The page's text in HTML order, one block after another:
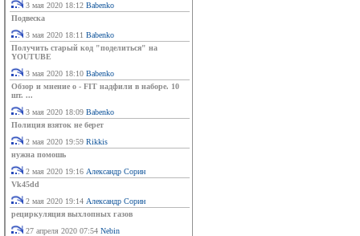
3 мая 2020 18:12 Babenko
Подвеска
3 мая 2020 18:11 Babenko
Получить старый код "поделиться" на
YOUTUBE
3 мая 2020 18:10 Babenko
Обзор и мнение о - FIT надфили в наборе. 10
шт. ...
3 мая 2020 18:09 Babenko
Полиция взяток не берет
2 мая 2020 19:59 Rikkis
нужна помошь
2 мая 2020 19:16 Александр Сорин
Vk45dd
2 мая 2020 19:14 Александр Сорин
рециркуляция выхлопных газов
27 апреля 2020 07:54 Nebin